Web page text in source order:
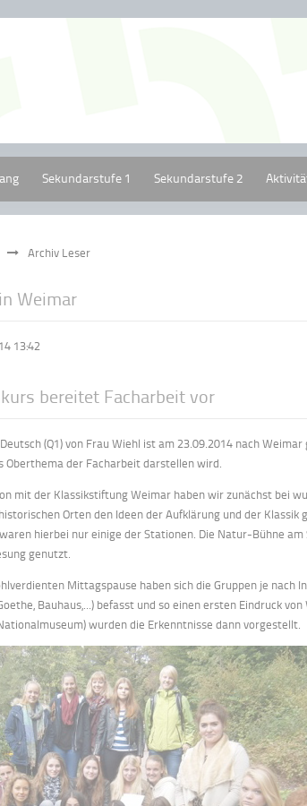
Sekundarstufe 1 Sekundarstufe 2
Archiv Leser
Weimar
13:42
bereitet Facharbeit vor
(Q1) von Frau Wiehl ist am 23.09.2014 nach
Oberthema der Facharbeit darstellen wird.
mit der Klassikstiftung Weimar haben wir zunächst bei
Orten den Ideen der Aufklärung und der
hierbei nur einige der Stationen. Die Natur-Bühne
genutzt.
Mittagspause haben sich die Gruppen je nach
Bauhaus,...) befasst und so einen ersten Eindruck
wurden die Erkenntnisse dann vorgestellt.